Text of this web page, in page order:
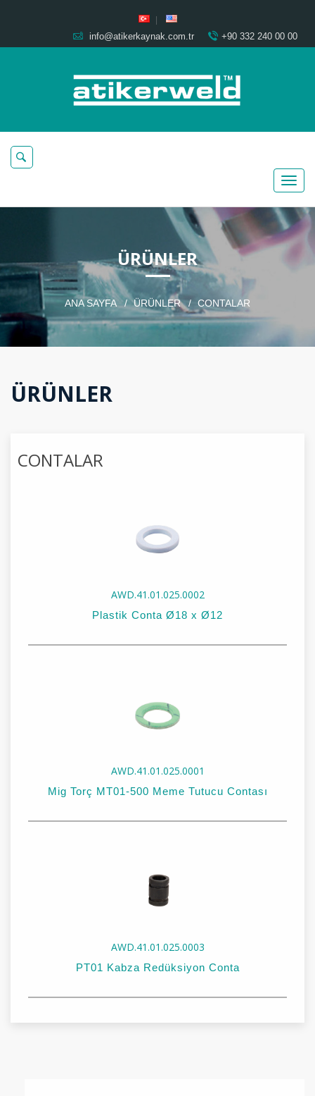
info@atikerkaynak.com.tr +90 332 240 00 00
ÜRÜNLER
ANA SAYFA ÜRÜNLER CONTALAR
ÜRÜNLER
CONTALAR
AWD.41.01.025.0002
Plastik Conta Ø18 x Ø12
Stok Kodu:AWD.41.01.025.0002
AWD.41.01.025.0001
Mig Torç MT01-500 Meme Tutucu Contası
Stok Kodu:AWD.41.01.025.0001
AWD.41.01.025.0003
PT01 Kabza Redüksiyon Conta
Stok Kodu:AWD.41.01.025.0003